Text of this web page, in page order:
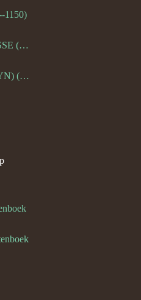
1150)
Diederik Van RENNESSE (--1144)
Dirk I Van SEYN (SAYN) (--1120)